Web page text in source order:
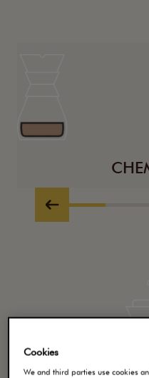
Cookies
We and third parties use cookies